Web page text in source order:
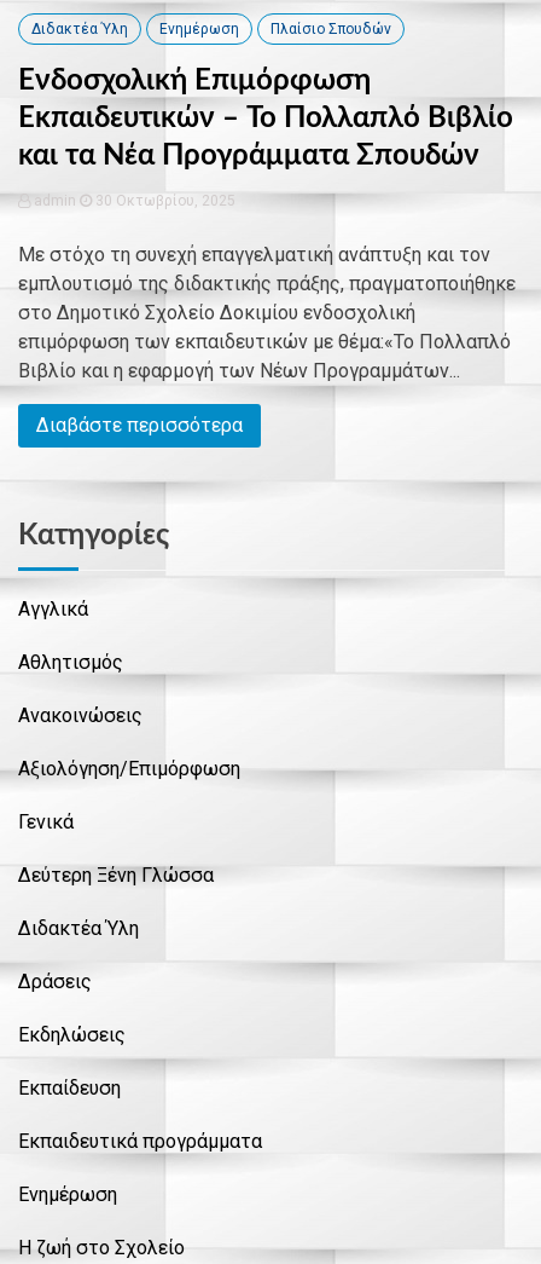
Διδακτέα Ύλη Ενημέρωση Πλαίσιο Σπουδών
Ενδοσχολική Επιμόρφωση
Εκπαιδευτικών – Το Πολλαπλό Βιβλίο
και τα Νέα Προγράμματα Σπουδών
admin 30 Οκτωβρίου, 2025
Με στόχο τη συνεχή επαγγελματική ανάπτυξη και τον
εμπλουτισμό της διδακτικής πράξης, πραγματοποιήθηκε
στο Δημοτικό Σχολείο Δοκιμίου ενδοσχολική
επιμόρφωση των εκπαιδευτικών με θέμα:«Το Πολλαπλό
Βιβλίο και η εφαρμογή των Νέων Προγραμμάτων...
Διαβάστε περισσότερα
Kατηγορίες
Αγγλικά
Αθλητισμός
Ανακοινώσεις
Αξιολόγηση/Επιμόρφωση
Γενικά
Δεύτερη Ξένη Γλώσσα
Διδακτέα Ύλη
Δράσεις
Εκδηλώσεις
Εκπαίδευση
Εκπαιδευτικά προγράμματα
Ενημέρωση
Η ζωή στο Σχολείο